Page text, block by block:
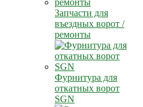
Запчасти для
въездных ворот /
ремонты
Фурнитура для
откатных ворот
SGN